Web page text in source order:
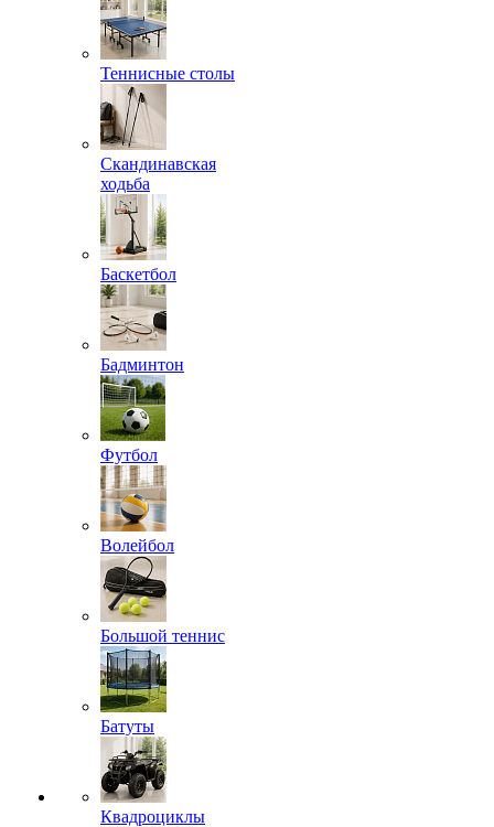
Теннисные столы
Скандинавская
ходьба
Баскетбол
Бадминтон
Футбол
Волейбол
Большой теннис
Батуты
Квадроциклы